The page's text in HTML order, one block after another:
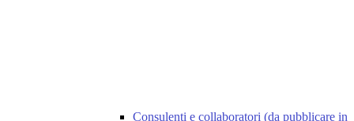
Consulenti e collaboratori (da pubblicare in